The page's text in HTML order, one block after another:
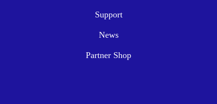
Support
News
Partner Shop